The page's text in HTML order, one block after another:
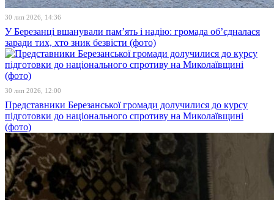
30 лип 2026, 14:36
У Березанці вшанували пам’ять і надію: громада об’єдналася
заради тих, хто зник безвісти (фото)
30 лип 2026, 12:00
Представники Березанської громади долучилися до курсу
підготовки до національного спротиву на Миколаївщині
(фото)